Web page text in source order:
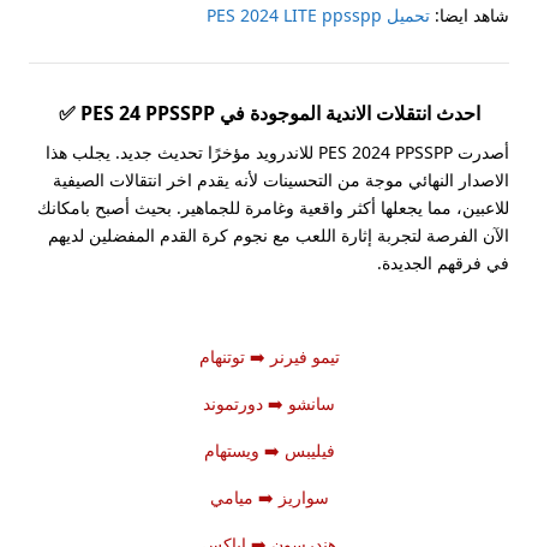
شاهد ايضا: تحميل PES 2024 LITE ppsspp
احدث انتقلات الاندية الموجودة في PES 24 PPSSPP ✅
أصدرت PES 2024 PPSSPP للاندرويد مؤخرًا تحديث جديد. يجلب هذا
الاصدار النهائي موجة من التحسينات لأنه يقدم اخر انتقالات الصيفية
للاعبين، مما يجعلها أكثر واقعية وغامرة للجماهير. بحيث أصبح بامكانك
الآن الفرصة لتجربة إثارة اللعب مع نجوم كرة القدم المفضلين لديهم
في فرقهم الجديدة.
تيمو فيرنر ➡️توتنهام
سانشو ➡️ دورتموند
فيليبس ➡️ ويستهام
سواريز ➡️ ميامي